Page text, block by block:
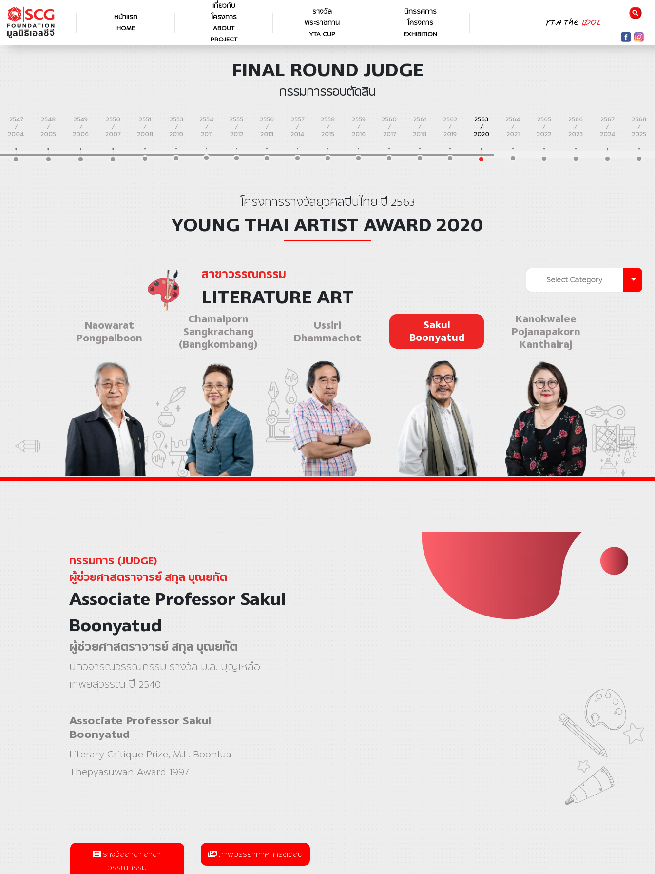
หน้าแรก
HOME
เกี่ยวกับ
โครงการ
ABOUT
PROJECT
รางวัล
พระราชทาน
YTA CUP
นิทรรศการ
โครงการ
EXHIBITION
FINAL ROUND JUDGE
กรรมการรอบตัดสิน
2547
/
2004
2548
/
2005
2549
/
2006
2550
/
2007
2551
/
2008
2553
/
2010
2554
/
2011
2555
/
2012
2556
/
2013
2557
/
2014
2558
/
2015
2559
/
2016
2560
/
2017
2561
/
2018
2562
/
2019
2563
/
2020
2564
/
2021
2565
/
2022
2566
/
2023
2567
/
2024
2568
/
2025
โครงการรางวัลยุวศิลปินไทย ปี 2563
YOUNG THAI ARTIST AWARD 2020
สาขาวรรณกรรม
LITERATURE ART
Select Category
Naowarat
Pongpaiboon
Chamaiporn
Sangkrachang
(Bangkombang)
Ussiri
Dhammachot
Sakul
Boonyatud
Kanokwalee
Pojanapakorn
Kanthairaj
กรรมการ (JUDGE)
ผู้ช่วยศาสตราจารย์ สกุล บุณยทัต
Associate Professor Sakul
Boonyatud
ผู้ช่วยศาสตราจารย์ สกุล บุณยทัต
นักวิจารณ์วรรณกรรม รางวัล ม.ล. บุญเหลือ
เทพยสุวรรณ ปี 2540
Associate Professor Sakul
Boonyatud
Literary Critique Prize, M.L. Boonlua
Thepyasuwan Award 1997
รางวัลสาขา สาขา
วรรณกรรม
ภาพบรรยากาศการตัดสิน